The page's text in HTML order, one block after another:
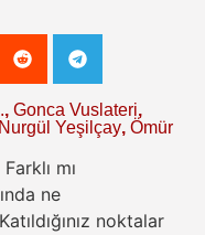
, Gonca Vuslateri,
Nurgül Yeşilçay, Ömür
mı
ne
noktalar